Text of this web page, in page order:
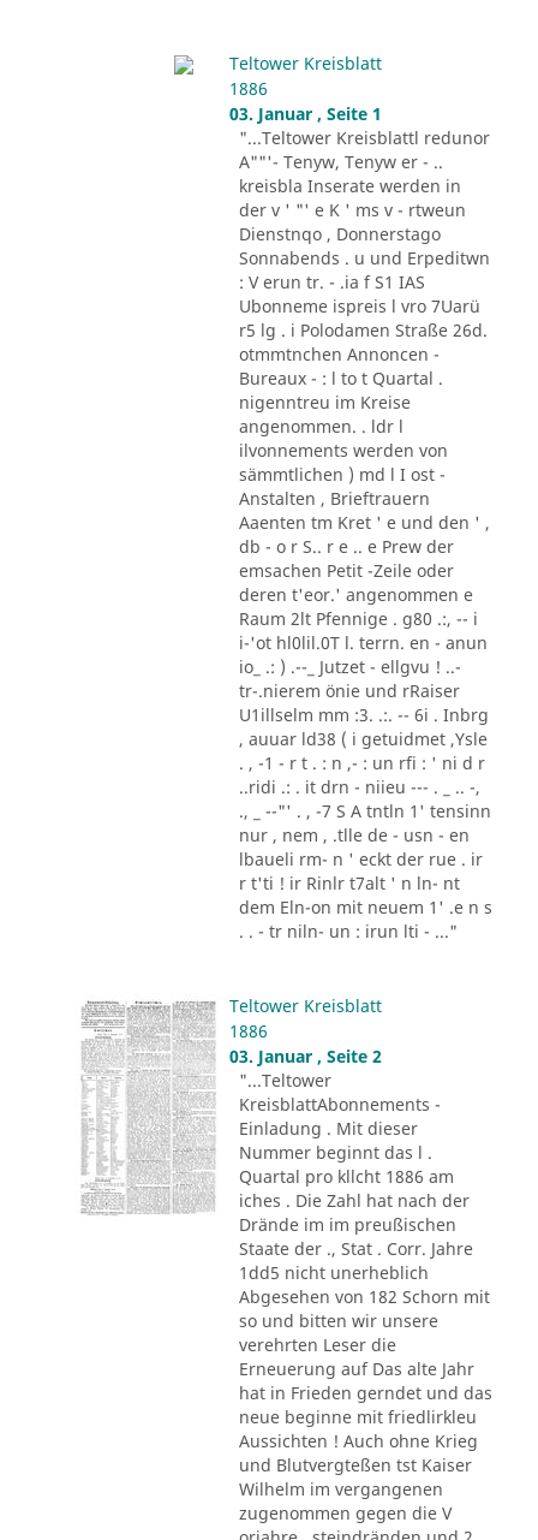
Teltower Kreisblatt
1886
03. Januar , Seite 1
"...Teltower Kreisblattl redunor
A""'- Tenyw, Tenyw er - ..
kreisbla Inserate werden in
der v ' "' e K ' ms v - rtweun
Dienstnqo , Donnerstago
Sonnabends . u und Erpeditwn
: V erun tr. - .ia f S1 IAS
Ubonneme ispreis l vro 7Uarü
r5 lg . i Polodamen Straße 26d.
otmmtnchen Annoncen -
Bureaux - : l to t Quartal .
nigenntreu im Kreise
angenommen. . ldr l
ilvonnements werden von
sämmtlichen ) md l I ost -
Anstalten , Brieftrauern
Aaenten tm Kret ' e und den ' ,
db - o r S.. r e .. e Prew der
emsachen Petit -Zeile oder
deren t'eor.' angenommen e
Raum 2lt Pfennige . g80 .:, -- i
i-'ot hl0lil.0T l. terrn. en - anun
io_ .: ) .--_ Jutzet - ellgvu ! ..-
tr-.nierem önie und rRaiser
U1illselm mm :3. .:. -- 6i . Inbrg
, auuar ld38 ( i getuidmet ,Ysle
. , -1 - r t . : n ,- : un rfi : ' ni d r
..ridi .: . it drn - niieu --- . _ .. -,
., _ --"' . , -7 S A tntln 1' tensinn
nur , nem , .tlle de - usn - en
lbaueli rm- n ' eckt der rue . ir
r t'ti ! ir Rinlr t7alt ' n ln- nt
dem Eln-on mit neuem 1' .e n s
. . - tr niln- un : irun lti - ..."
Teltower Kreisblatt
1886
03. Januar , Seite 2
"...Teltower
KreisblattAbonnements -
Einladung . Mit dieser
Nummer beginnt das l .
Quartal pro kllcht 1886 am
iches . Die Zahl hat nach der
Drände im im preußischen
Staate der ., Stat . Corr. Jahre
1dd5 nicht unerheblich
Abgesehen von 182 Schorn mit
so und bitten wir unsere
verehrten Leser die
Erneuerung auf Das alte Jahr
hat in Frieden gerndet und das
neue beginne mit friedlirkleu
Aussichten ! Auch ohne Krieg
und Blutvergteßen tst Kaiser
Wilhelm im vergangenen
zugenommen gegen die V